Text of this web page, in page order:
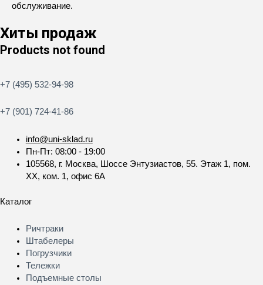
обслуживание.
Хиты продаж
Products not found
+7 (495) 532-94-98
+7 (901) 724-41-86
info@uni-sklad.ru
Пн-Пт: 08:00 - 19:00
105568, г. Москва, Шоссе Энтузиастов, 55. Этаж 1, пом.
XX, ком. 1, офис 6А
Каталог
Меню
Ричтраки
Штабелеры
Погрузчики
Тележки
Подъемные столы